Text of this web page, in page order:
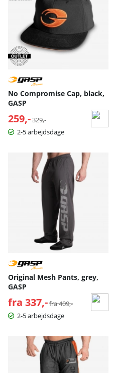
No Compromise Cap, black,
GASP
259,- Normalpris:
329,-
2-5 arbejdsdage
Original Mesh Pants, grey,
GASP
fra 337,- Normalpris:
fra 409,-
2-5 arbejdsdage